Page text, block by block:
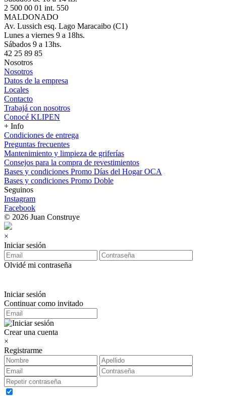
2 500 00 01 int. 550
MALDONADO
Av. Lussich esq. Lago Maracaibo (C1)
Lunes a viernes 9 a 18hs.
Sábados 9 a 13hs.
42 25 89 85
Nosotros
Nosotros
Datos de la empresa
Locales
Contacto
Trabajá con nosotros
Conocé KLIPEN
+ Info
Condiciones de entrega
Preguntas frecuentes
Mantenimiento y limpieza de griferías
Consejos para la compra de revestimientos
Bases y condiciones Promo Días del Hogar OCA
Bases y condiciones Promo Doble
Seguinos
Instagram
Facebook
© 2026 Juan Construye
×
Iniciar sesión
Olvidé mi contraseña
Iniciar sesión
Continuar como invitado
Crear una cuenta
×
Registrarme